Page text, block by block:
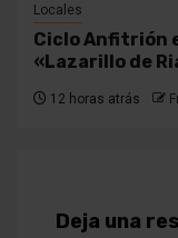
Locales
Ciclo Anfitrión
«Lazarillo de
12 horas atrás
Deja una